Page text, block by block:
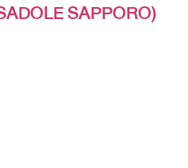
SAPPORO)